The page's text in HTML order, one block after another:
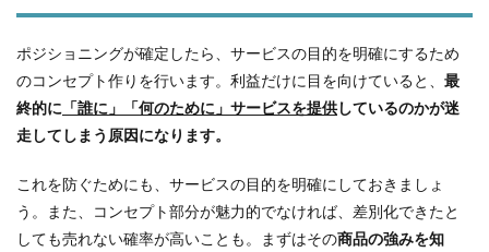
ポジショニングが確定したら、サービスの目的を明確にするため
のコンセプト作りを行います。利益だけに目を向けていると、 最
終的に 「誰に」「何のために」サービスを提供しているのかが迷
走してしまう原因になります。
これを防ぐためにも、サービスの目的を明確にしておきましょ
う。また、コンセプト部分が魅力的でなければ、差別化できたと
しても売れない確率が高いことも。まずはその商品の強みを知